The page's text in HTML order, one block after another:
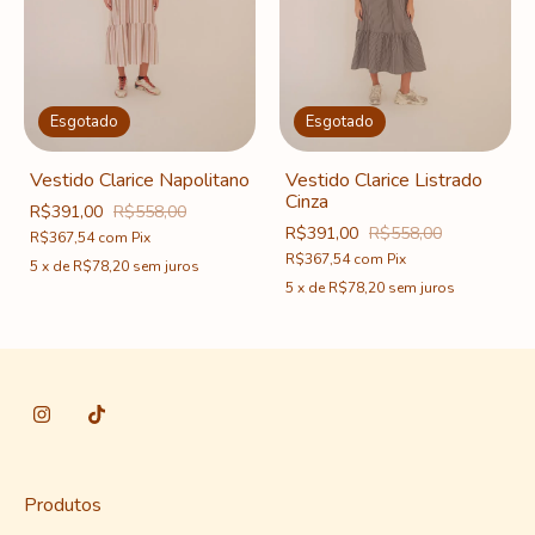
Esgotado
Vestido Clarice Napolitano
R$391,00 R$558,00
R$367,54com Pix
5 x deR$78,20 sem juros
Esgotado
Vestido Clarice Listrado
Cinza
R$391,00 R$558,00
R$367,54com Pix
5 x deR$78,20 sem juros
Produtos